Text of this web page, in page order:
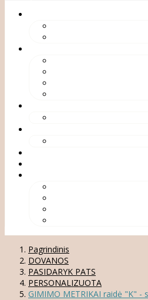
Pagrindinis
DOVANOS
PASIDARYK PATS
PERSONALIZUOTA
GIMIMO METRIKAI raidė "K" -